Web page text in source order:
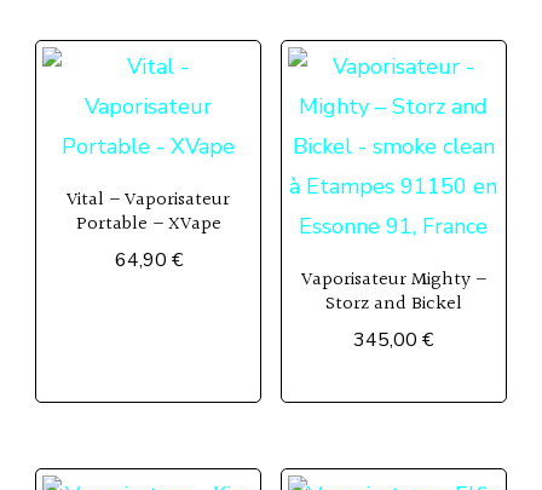
Les
options
peuvent
être
choisies
sur
la
Vital – Vaporisateur
Portable – XVape
64,90 €
Vaporisateur Mighty –
Storz and Bickel
345,00€